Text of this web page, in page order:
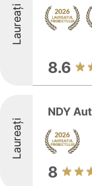
Laureați
8.6
Laureați
NDY
8